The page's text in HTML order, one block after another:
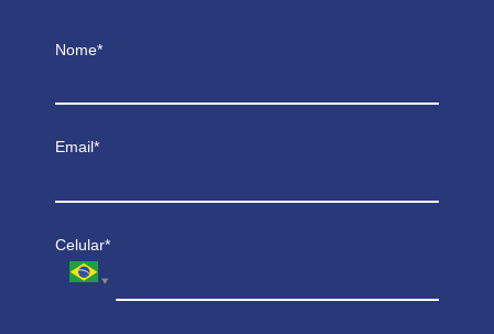
Nome*
Email*
Celular*